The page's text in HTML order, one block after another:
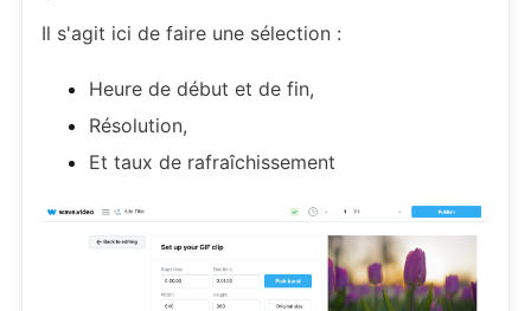
Il s'agit ici de faire une sélection :
Heure de début et de fin,
Résolution,
Et taux de rafraîchissement